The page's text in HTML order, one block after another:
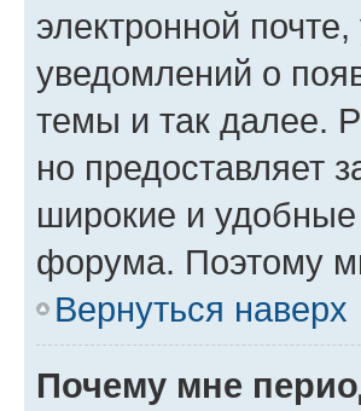
электронной
уведомлений о
темы и так далее.
но предоставляет
широкие и
форума. Поэтому
Вернуться наверх
Почему мне